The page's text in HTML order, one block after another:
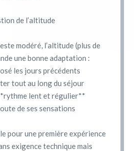
de l’altitude
modéré, l’altitude (plus de
une bonne adaptation :
les jours précédents
tout au long du séjour
lent et régulier**
de ses sensations
pour une première expérience
exigence technique mais